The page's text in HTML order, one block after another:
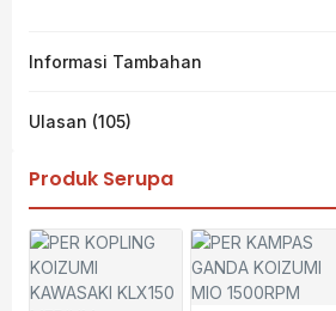
Informasi Tambahan
Ulasan (105)
Produk Serupa